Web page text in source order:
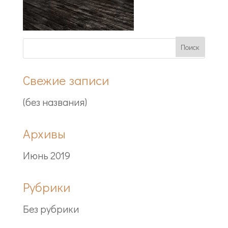
Свежие записи
(без названия)
Архивы
Июнь 2019
Рубрики
Без рубрики